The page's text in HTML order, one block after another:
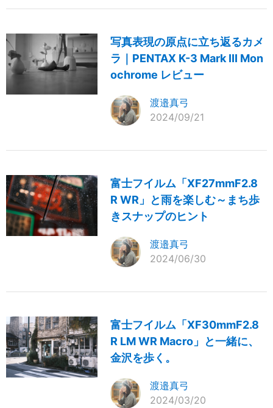
写真表現の原点に立ち返るカメ
ラ｜PENTAX K-3 Mark III Mon
ochrome レビュー
渡邉真弓
2024/09/21
富士フイルム「XF27mmF2.8
R WR」と雨を楽しむ～まち歩
きスナップのヒント
渡邉真弓
2024/06/30
富士フイルム「XF30mmF2.8
R LM WR Macro」と一緒に、
金沢を歩く。
渡邉真弓
2024/03/20